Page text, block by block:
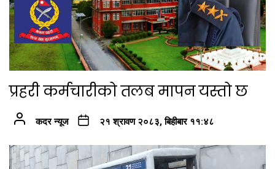
प्रहरी कर्मचारीको तलब मापन यस्तो छ
कदर न्यूज २१ श्रावण २०८३, बिहीबार ११:४८